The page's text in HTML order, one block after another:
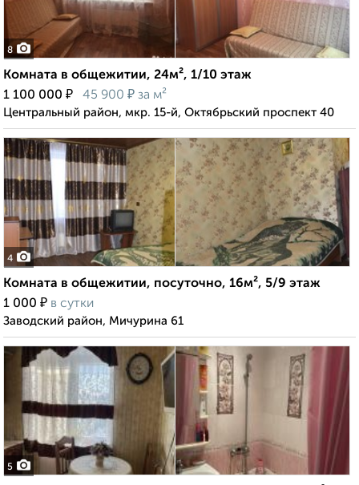
8
Комната в общежитии, 24м², 1/10 этаж
1 100 000 ₽ 45 900 ₽ за м²
Центральный район, мкр. 15-й, Октябрьский проспект 40
4
Комната в общежитии, посуточно, 16м², 5/9 этаж
1 000 ₽ в сутки
Заводский район, Мичурина 61
5